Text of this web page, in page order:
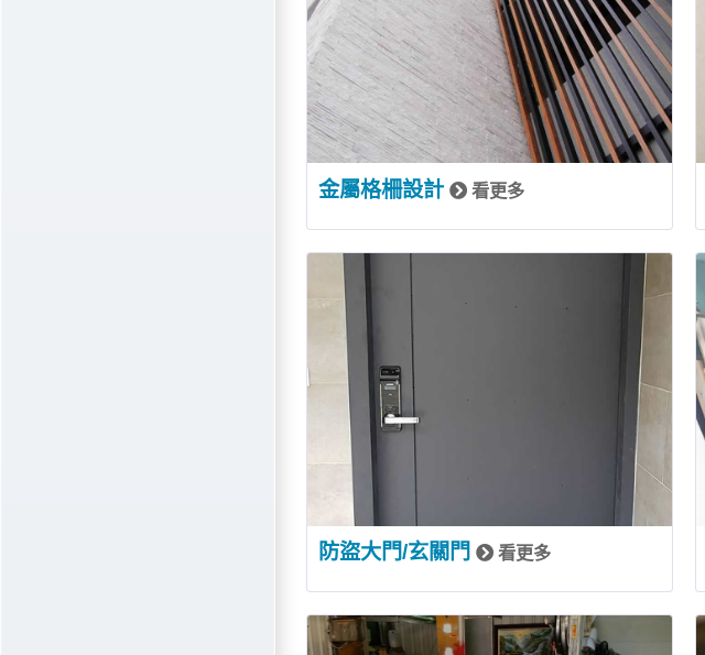
金屬格柵設計 看更多
防盜大門/玄關門 看更多